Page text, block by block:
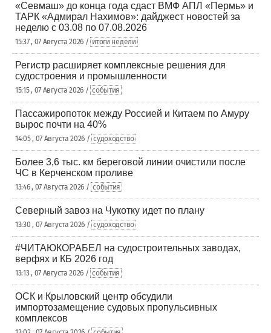
«Севмаш» до конца года сдаст ВМФ АПЛ «Пермь» и
ТАРК «Адмирал Нахимов»: дайджест новостей за
неделю с 03.08 по 07.08.2026
15:37 , 07 Августа 2026 / итоги недели
Регистр расширяет комплексные решения для
судостроения и промышленности
15:15 , 07 Августа 2026 / события
Пассажиропоток между Россией и Китаем по Амуру
вырос почти на 40%
14:05 , 07 Августа 2026 / судоходство
Более 3,6 тыс. км береговой линии очистили после
ЧС в Керченском проливе
13:46 , 07 Августа 2026 / события
Северный завоз на Чукотку идет по плану
13:30 , 07 Августа 2026 / судоходство
#ЧИТАЮКОРАБЕЛ на судостроительных заводах,
верфях и КБ 2026 год
13:13 , 07 Августа 2026 / события
ОСК и Крыловский центр обсудили
импортозамещение судовых пропульсивных
комплексов